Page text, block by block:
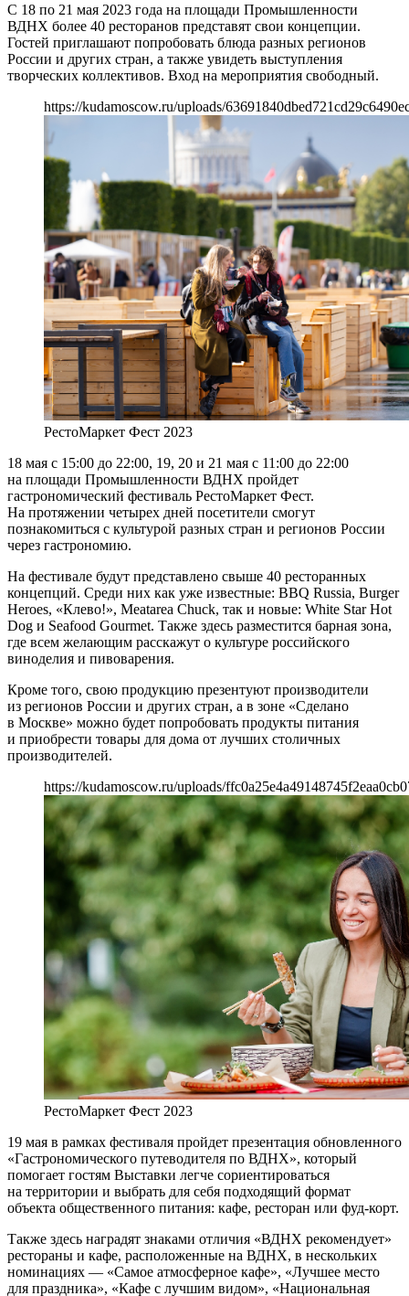
С 18 по 21 мая 2023 года на площади Промышленности
ВДНХ более 40 ресторанов представят свои концепции.
Гостей приглашают попробовать блюда разных регионов
России и других стран, а также увидеть выступления
творческих коллективов. Вход на мероприятия свободный.
https://kudamoscow.ru/uploads/
РестоМаркет Фест 2023
18 мая с 15:00 до 22:00, 19, 20 и 21 мая с 11:00 до 22:00
на площади Промышленности ВДНХ пройдет
гастрономический фестиваль РестоМаркет Фест.
На протяжении четырех дней посетители смогут
познакомиться с культурой разных стран и регионов России
через гастрономию.
На фестивале будут представлено свыше 40 ресторанных
концепций. Среди них как уже известные: BBQ Russia, Burger
Heroes, «Клево!», Meatarea Chuck, так и новые: White Star Hot
Dog и Seafood Gourmet. Также здесь разместится барная зона,
где всем желающим расскажут о культуре российского
виноделия и пивоварения.
Кроме того, свою продукцию презентуют производители
из регионов России и других стран, а в зоне «Сделано
в Москве» можно будет попробовать продукты питания
и приобрести товары для дома от лучших столичных
производителей.
https://kudamoscow.ru/uploads/
РестоМаркет Фест 2023
19 мая в рамках фестиваля пройдет презентация обновленного
«Гастрономического путеводителя по ВДНХ», который
помогает гостям Выставки легче сориентироваться
на территории и выбрать для себя подходящий формат
объекта общественного питания: кафе, ресторан или фуд-корт.
Также здесь наградят знаками отличия «ВДНХ рекомендует»
рестораны и кафе, расположенные на ВДНХ, в нескольких
номинациях — «Самое атмосферное кафе», «Лучшее место
для праздника», «Кафе с лучшим видом», «Национальная